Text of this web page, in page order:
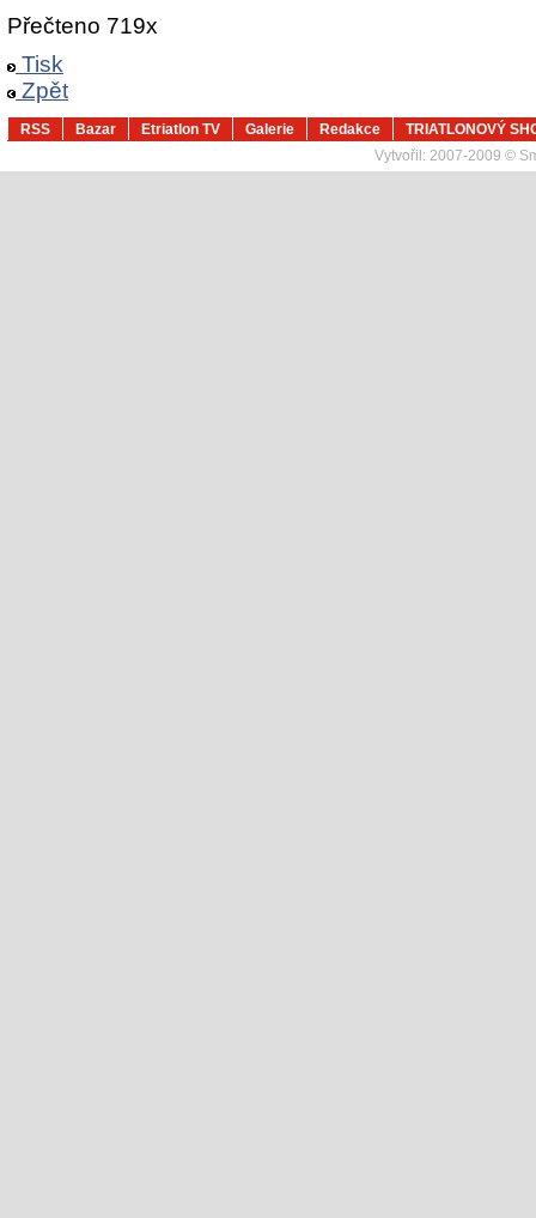
Přečteno 719x
Tisk
Zpět
RSS Bazar Etriatlon TV Galerie Redakce
TRIATLONOVÝ
Vytvořil: 2007-2009 ©